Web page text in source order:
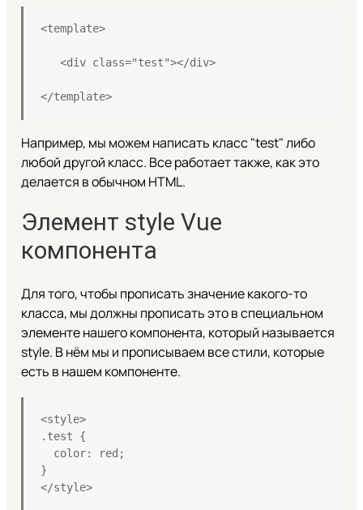
<template>
<div class="test"></div>
</template>
Например, мы можем написать класс "test" либо
любой другой класс. Все работает также, как это
делается в обычном HTML.
Элемент style Vue
компонента
Для того, чтобы прописать значение какого-то
класса, мы должны прописать это в специальном
элементе нашего компонента, который называется
style. В нём мы и прописываем все стили, которые
есть в нашем компоненте.
<style>
.test {
color: red;
}
</style>